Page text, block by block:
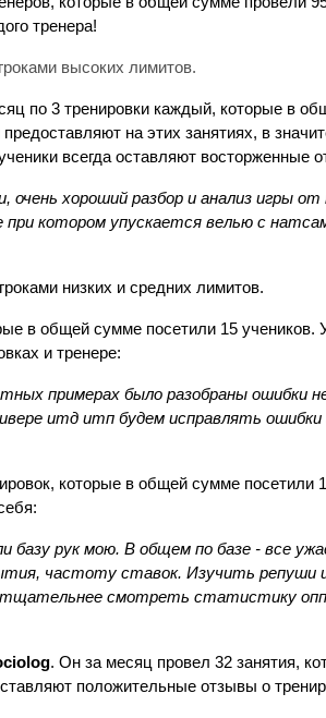
тренера!
высоких лимитов.
по 3 тренировки каждый, которые в
на этих занятиях, в
всегда оставляют восторженные
хороший разбор и анализ игры
котором упускается велью с
низких и средних лимитов.
в общей сумме посетили 15 учеников.
и тренере:
примерах было разобраны ошибки
итд итп будем исправлять
которые в общей сумме посетили
базу рук мою. В общем по базе - все
частоту ставок. Изучить репуши
смотреть статистику
. Он за месяц провел 32 занятия,
положительные отзывы о